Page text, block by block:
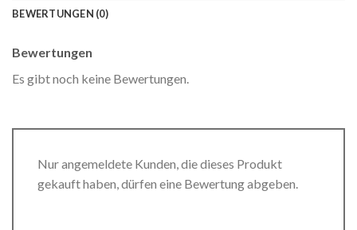
BEWERTUNGEN (0)
Bewertungen
Es gibt noch keine Bewertungen.
Nur angemeldete Kunden, die dieses Produkt
gekauft haben, dürfen eine Bewertung abgeben.